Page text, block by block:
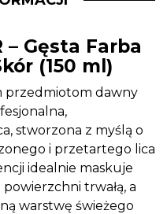
– Gęsta Farba
(150 ml)
przedmiotom dawny
stworzona z myślą o
i przetartego lica
idealnie maskuje
trwałą, a
warstwę świeżego